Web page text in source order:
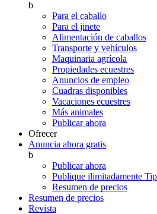
b
Para el caballo
Para el jinete
Alimentación de caballos
Transporte y vehículos
Maquinaria agrícola
Propiedades ecuestres
Anuncios de empleo
Cuadras disponibles
Vacaciones ecuestres
Más animales
Publicar ahora
Ofrecer
Anuncia ahora gratis
b
Publicar ahora
Publique ilimitadamente
Resumen de precios
Resumen de precios
Revista